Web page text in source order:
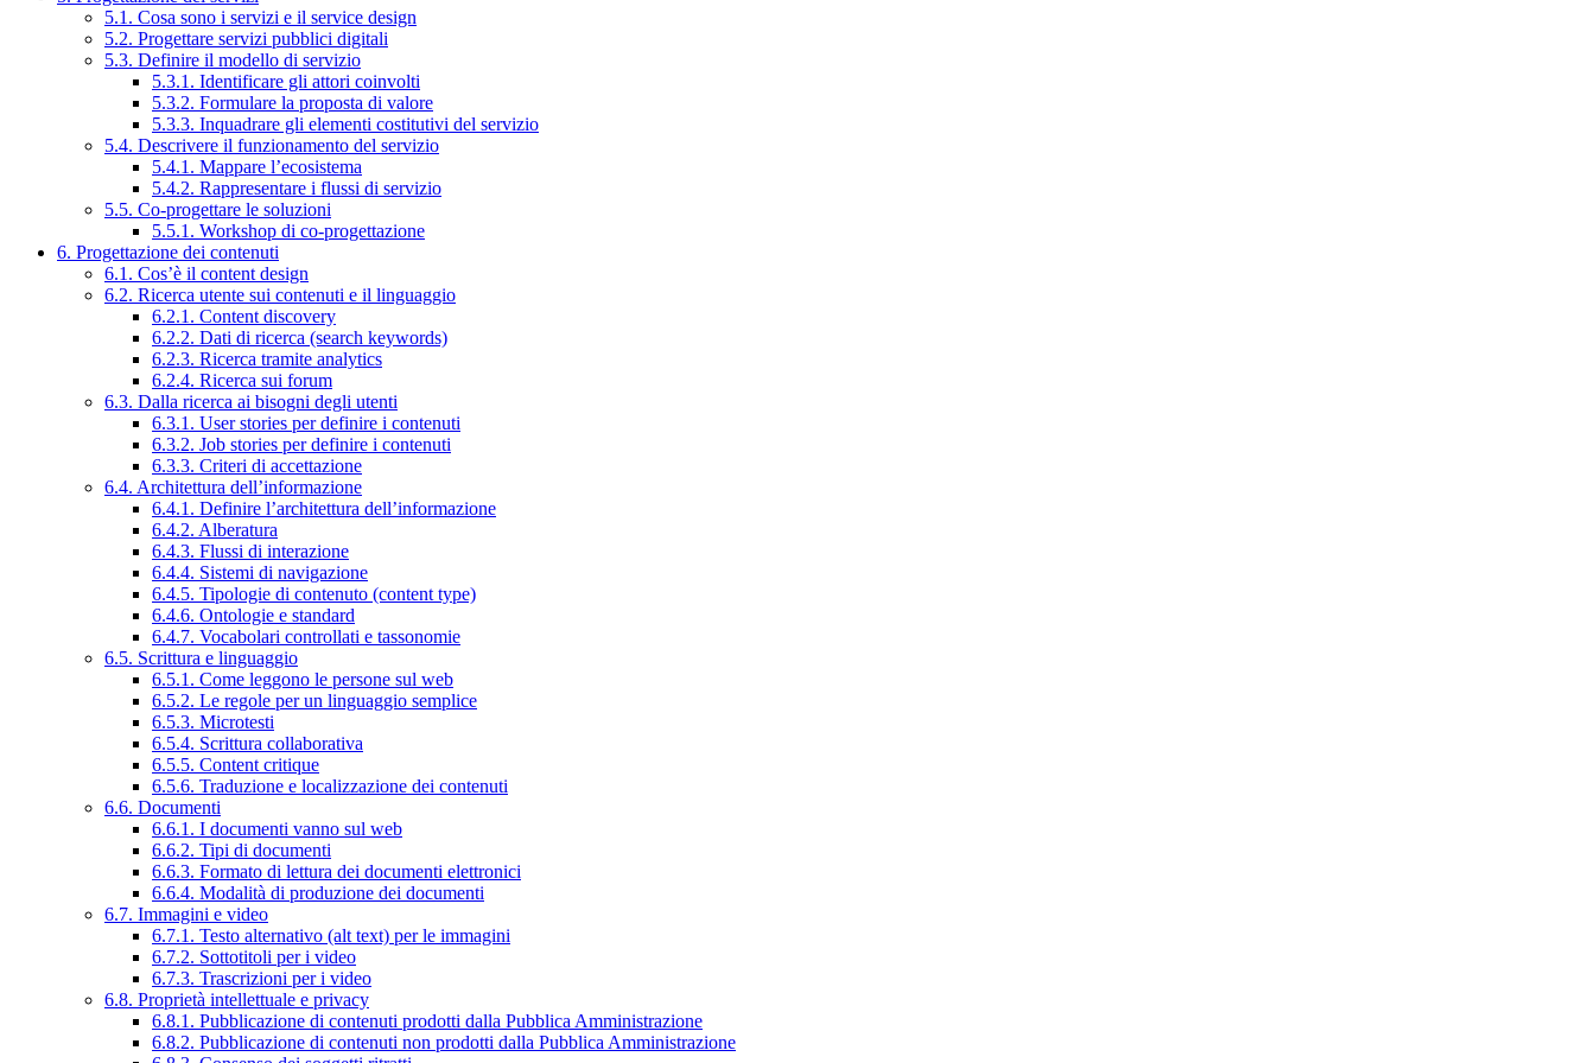
5.1. Cosa sono i servizi e il service design
5.2. Progettare servizi pubblici digitali
5.3. Definire il modello di servizio
5.3.1. Identificare gli attori coinvolti
5.3.2. Formulare la proposta di valore
5.3.3. Inquadrare gli elementi costitutivi del servizio
5.4. Descrivere il funzionamento del servizio
5.4.1. Mappare l’ecosistema
5.4.2. Rappresentare i flussi di servizio
5.5. Co-progettare le soluzioni
5.5.1. Workshop di co-progettazione
6. Progettazione dei contenuti
6.1. Cos’è il content design
6.2. Ricerca utente sui contenuti e il linguaggio
6.2.1. Content discovery
6.2.2. Dati di ricerca (search keywords)
6.2.3. Ricerca tramite analytics
6.2.4. Ricerca sui forum
6.3. Dalla ricerca ai bisogni degli utenti
6.3.1. User stories per definire i contenuti
6.3.2. Job stories per definire i contenuti
6.3.3. Criteri di accettazione
6.4. Architettura dell’informazione
6.4.1. Definire l’architettura dell’informazione
6.4.2. Alberatura
6.4.3. Flussi di interazione
6.4.4. Sistemi di navigazione
6.4.5. Tipologie di contenuto (content type)
6.4.6. Ontologie e standard
6.4.7. Vocabolari controllati e tassonomie
6.5. Scrittura e linguaggio
6.5.1. Come leggono le persone sul web
6.5.2. Le regole per un linguaggio semplice
6.5.3. Microtesti
6.5.4. Scrittura collaborativa
6.5.5. Content critique
6.5.6. Traduzione e localizzazione dei contenuti
6.6. Documenti
6.6.1. I documenti vanno sul web
6.6.2. Tipi di documenti
6.6.3. Formato di lettura dei documenti elettronici
6.6.4. Modalità di produzione dei documenti
6.7. Immagini e video
6.7.1. Testo alternativo (alt text) per le immagini
6.7.2. Sottotitoli per i video
6.7.3. Trascrizioni per i video
6.8. Proprietà intellettuale e privacy
6.8.1. Pubblicazione di contenuti prodotti dalla Pubblica Amministrazione
6.8.2. Pubblicazione di contenuti non prodotti dalla Pubblica Amministrazione